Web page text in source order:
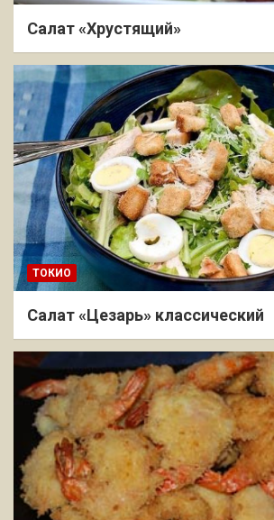
Салат «Хрустящий»
ТОКИО
Салат «Цезарь» классический